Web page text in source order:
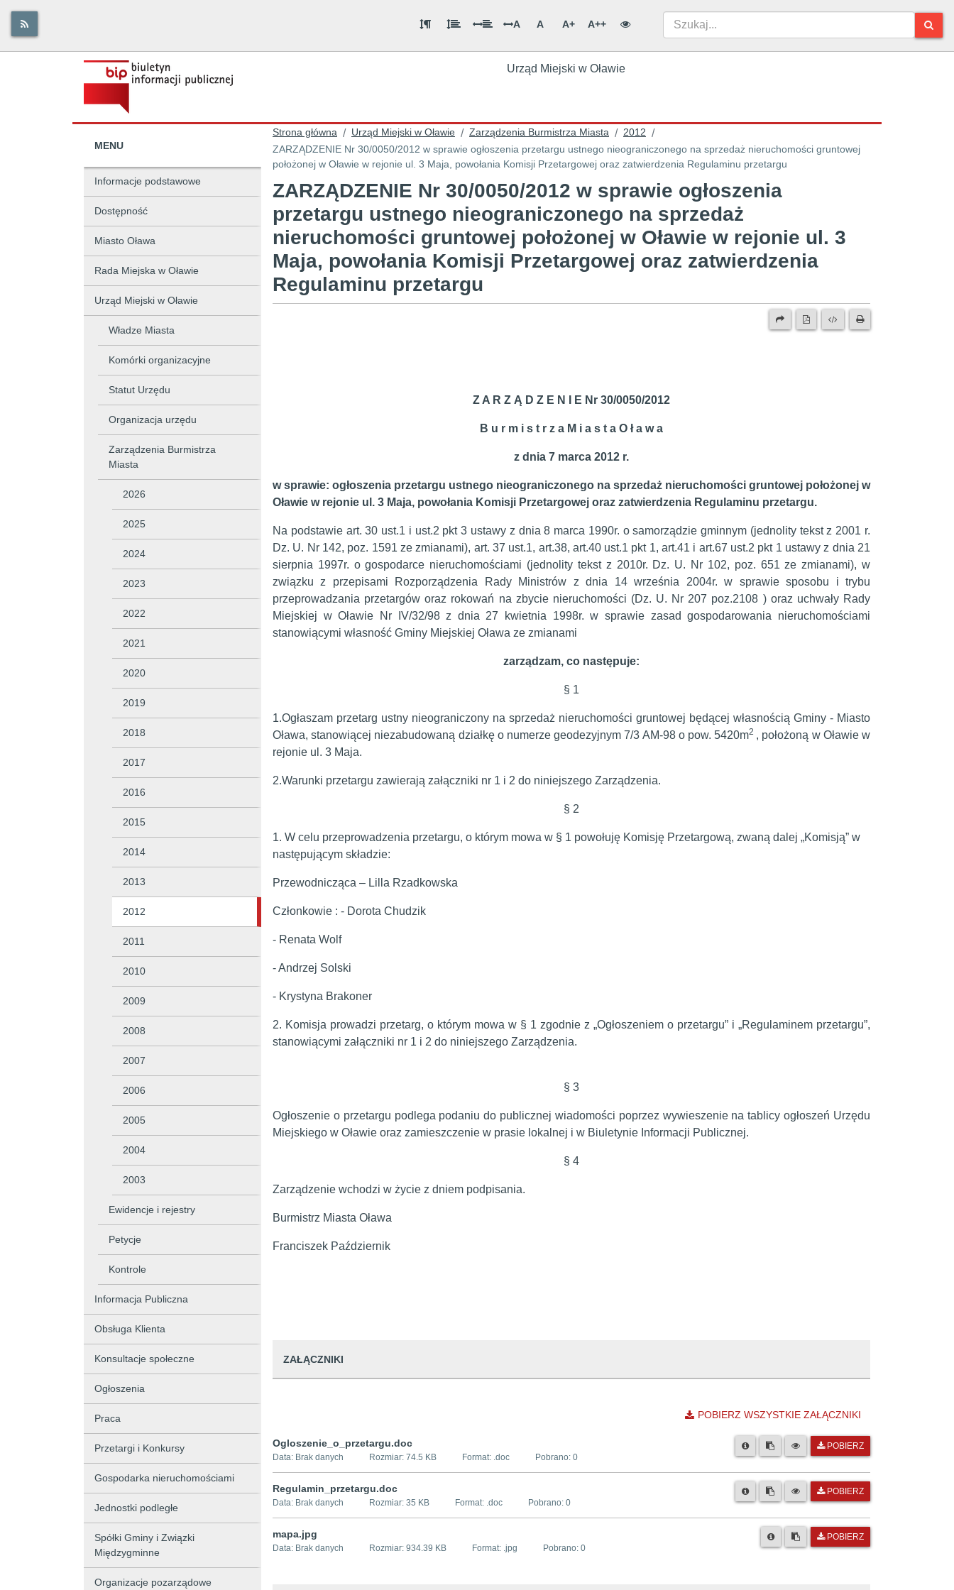
A A A+ A++
Urząd Miejski w Oławie
MENU
Informacje podstawowe
Dostępność
Miasto Oława
Rada Miejska w Oławie
Urząd Miejski w Oławie
Władze Miasta
Komórki organizacyjne
Statut Urzędu
Organizacja urzędu
Zarządzenia Burmistrza
Miasta
2026
2025
2024
2023
2022
2021
2020
2019
2018
2017
2016
2015
2014
2013
2012
2011
2010
2009
2008
2007
2006
2005
2004
2003
Ewidencje i rejestry
Petycje
Kontrole
Informacja Publiczna
Obsługa Klienta
Konsultacje społeczne
Ogłoszenia
Praca
Przetargi i Konkursy
Gospodarka nieruchomościami
Jednostki podległe
Spółki Gminy i Związki
Międzygminne
Organizacje pozarządowe
Strona główna / Urząd Miejski w Oławie / Zarządzenia Burmistrza Miasta / 2012 /
ZARZĄDZENIE Nr 30/0050/2012 w sprawie ogłoszenia przetargu ustnego nieograniczonego na sprzedaż nieruchomości gruntowej
położonej w Oławie w rejonie ul. 3 Maja, powołania Komisji Przetargowej oraz zatwierdzenia Regulaminu przetargu
ZARZĄDZENIE Nr 30/0050/2012 w sprawie ogłoszenia
przetargu ustnego nieograniczonego na sprzedaż
nieruchomości gruntowej położonej w Oławie w rejonie ul. 3
Maja, powołania Komisji Przetargowej oraz zatwierdzenia
Regulaminu przetargu
Z A R Z Ą D Z E N I E Nr 30/0050/2012
B u r m i s t r z a M i a s t a O ł a w a
z dnia 7 marca 2012 r.
w sprawie: ogłoszenia przetargu ustnego nieograniczonego na sprzedaż nieruchomości gruntowej położonej w
Oławie w rejonie ul. 3 Maja, powołania Komisji Przetargowej oraz zatwierdzenia Regulaminu przetargu.
Na podstawie art. 30 ust.1 i ust.2 pkt 3 ustawy z dnia 8 marca 1990r. o samorządzie gminnym (jednolity tekst z 2001 r.
Dz. U. Nr 142, poz. 1591 ze zmianami), art. 37 ust.1, art.38, art.40 ust.1 pkt 1, art.41 i art.67 ust.2 pkt 1 ustawy z dnia 21
sierpnia 1997r. o gospodarce nieruchomościami (jednolity tekst z 2010r. Dz. U. Nr 102, poz. 651 ze zmianami), w
związku z przepisami Rozporządzenia Rady Ministrów z dnia 14 września 2004r. w sprawie sposobu i trybu
przeprowadzania przetargów oraz rokowań na zbycie nieruchomości (Dz. U. Nr 207 poz.2108 ) oraz uchwały Rady
Miejskiej w Oławie Nr IV/32/98 z dnia 27 kwietnia 1998r. w sprawie zasad gospodarowania nieruchomościami
stanowiącymi własność Gminy Miejskiej Oława ze zmianami
zarządzam, co następuje:
§ 1
1.Ogłaszam przetarg ustny nieograniczony na sprzedaż nieruchomości gruntowej będącej własnością Gminy - Miasto
Oława, stanowiącej niezabudowaną działkę o numerze geodezyjnym 7/3 AM-98 o pow. 5420m2 , położoną w Oławie w
rejonie ul. 3 Maja.
2.Warunki przetargu zawierają załączniki nr 1 i 2 do niniejszego Zarządzenia.
§ 2
1. W celu przeprowadzenia przetargu, o którym mowa w § 1 powołuję Komisję Przetargową, zwaną dalej „Komisją” w
następującym składzie:
Przewodnicząca – Lilla Rzadkowska
Członkowie : - Dorota Chudzik
- Renata Wolf
- Andrzej Solski
- Krystyna Brakoner
2. Komisja prowadzi przetarg, o którym mowa w § 1 zgodnie z „Ogłoszeniem o przetargu” i „Regulaminem przetargu”,
stanowiącymi załączniki nr 1 i 2 do niniejszego Zarządzenia.
§ 3
Ogłoszenie o przetargu podlega podaniu do publicznej wiadomości poprzez wywieszenie na tablicy ogłoszeń Urzędu
Miejskiego w Oławie oraz zamieszczenie w prasie lokalnej i w Biuletynie Informacji Publicznej.
§ 4
Zarządzenie wchodzi w życie z dniem podpisania.
Burmistrz Miasta Oława
Franciszek Październik
ZAŁĄCZNIKI
POBIERZ WSZYSTKIE ZAŁĄCZNIKI
Ogloszenie_o_przetargu.doc
Data: Brak danych Rozmiar: 74.5 KB Format: .doc Pobrano: 0
POBIERZ
Regulamin_przetargu.doc
Data: Brak danych Rozmiar: 35 KB Format: .doc Pobrano: 0
POBIERZ
mapa.jpg
Data: Brak danych Rozmiar: 934.39 KB Format: .jpg Pobrano: 0
POBIERZ